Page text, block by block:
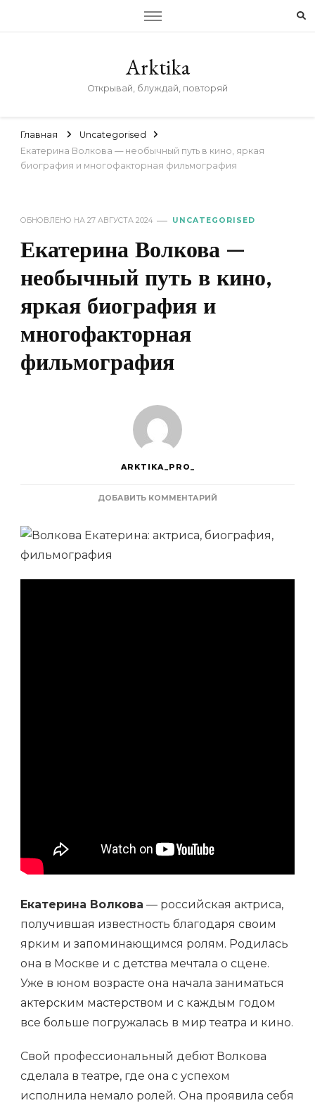
Arktika
Открывай, блуждай, повторяй
Главная
Uncategorised
Екатерина Волкова — необычный путь в кино, яркая
биография и многофакторная фильмография
ОБНОВЛЕНО НА 27 АВГУСТА 2024 UNCATEGORISED
Екатерина Волкова —
необычный путь в кино,
яркая биография и
многофакторная
фильмография
ARKTIKA_PRO_
ДОБАВИТЬ КОММЕНТАРИЙ
ВОЛКОВА
Екатерина Волкова — российская актриса,
получившая известность благодаря своим
ярким и запоминающимся ролям. Родилась
она в Москве и с детства мечтала о сцене.
Уже в юном возрасте она начала заниматься
актерским мастерством и с каждым годом
все больше погружалась в мир театра и кино.
Свой профессиональный дебют Волкова
сделала в театре, где она с успехом
исполнила немало ролей. Она проявила себя